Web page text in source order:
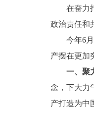
在奋力
政治责任和
今年6
产摆在更加
一、聚
念，下大力
产打造为中